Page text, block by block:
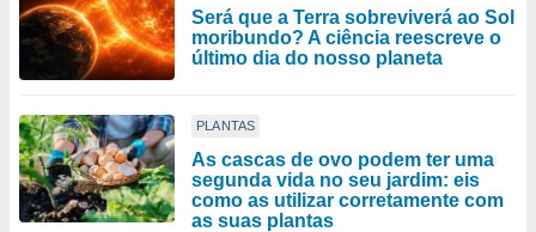
Será que a Terra sobreviverá ao Sol
moribundo? A ciência reescreve o
último dia do nosso planeta
PLANTAS
As cascas de ovo podem ter uma
segunda vida no seu jardim: eis
como as utilizar corretamente com
as suas plantas